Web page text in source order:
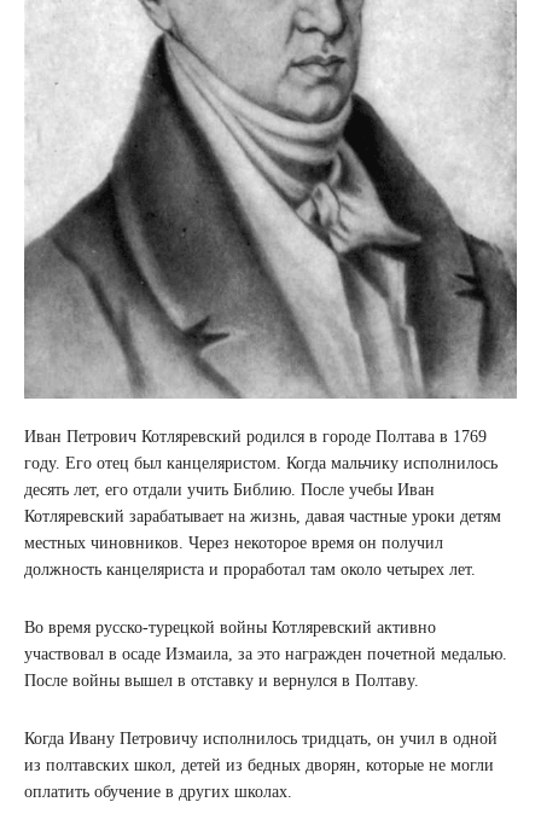
Иван Петрович Котляревский родился в городе Полтава в 1769
году. Его отец был канцеляристом. Когда мальчику исполнилось
десять лет, его отдали учить Библию. После учебы Иван
Котляревский зарабатывает на жизнь, давая частные уроки детям
местных чиновников. Через некоторое время он получил
должность канцеляриста и проработал там около четырех лет.
Во время русско-турецкой войны Котляревский активно
участвовал в осаде Измаила, за это награжден почетной медалью.
После войны вышел в отставку и вернулся в Полтаву.
Когда Ивану Петровичу исполнилось тридцать, он учил в одной
из полтавских школ, детей из бедных дворян, которые не могли
оплатить обучение в других школах.